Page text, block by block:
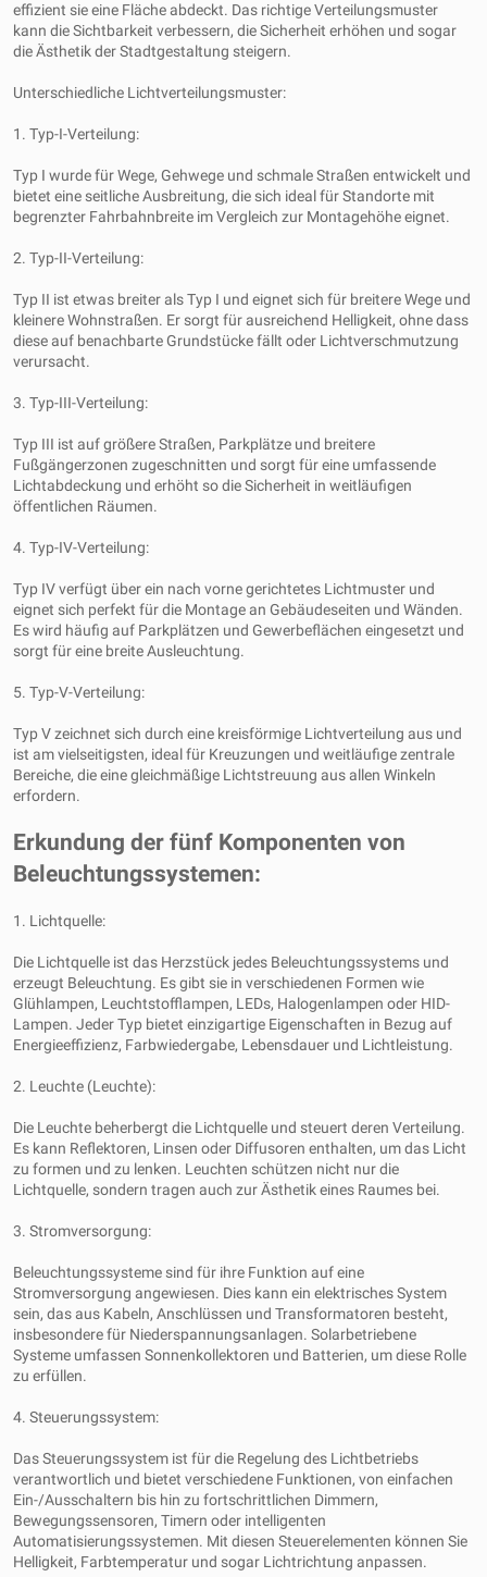
effizient sie eine Fläche abdeckt. Das richtige Verteilungsmuster
kann die Sichtbarkeit verbessern, die Sicherheit erhöhen und sogar
die Ästhetik der Stadtgestaltung steigern.
Unterschiedliche Lichtverteilungsmuster:
1. Typ-I-Verteilung:
Typ I wurde für Wege, Gehwege und schmale Straßen entwickelt und
bietet eine seitliche Ausbreitung, die sich ideal für Standorte mit
begrenzter Fahrbahnbreite im Vergleich zur Montagehöhe eignet.
2. Typ-II-Verteilung:
Typ II ist etwas breiter als Typ I und eignet sich für breitere Wege und
kleinere Wohnstraßen. Er sorgt für ausreichend Helligkeit, ohne dass
diese auf benachbarte Grundstücke fällt oder Lichtverschmutzung
verursacht.
3. Typ-III-Verteilung:
Typ III ist auf größere Straßen, Parkplätze und breitere
Fußgängerzonen zugeschnitten und sorgt für eine umfassende
Lichtabdeckung und erhöht so die Sicherheit in weitläufigen
öffentlichen Räumen.
4. Typ-IV-Verteilung:
Typ IV verfügt über ein nach vorne gerichtetes Lichtmuster und
eignet sich perfekt für die Montage an Gebäudeseiten und Wänden.
Es wird häufig auf Parkplätzen und Gewerbeflächen eingesetzt und
sorgt für eine breite Ausleuchtung.
5. Typ-V-Verteilung:
Typ V zeichnet sich durch eine kreisförmige Lichtverteilung aus und
ist am vielseitigsten, ideal für Kreuzungen und weitläufige zentrale
Bereiche, die eine gleichmäßige Lichtstreuung aus allen Winkeln
erfordern.
Erkundung der fünf Komponenten von
Beleuchtungssystemen:
1. Lichtquelle:
Die Lichtquelle ist das Herzstück jedes Beleuchtungssystems und
erzeugt Beleuchtung. Es gibt sie in verschiedenen Formen wie
Glühlampen, Leuchtstofflampen, LEDs, Halogenlampen oder HID-
Lampen. Jeder Typ bietet einzigartige Eigenschaften in Bezug auf
Energieeffizienz, Farbwiedergabe, Lebensdauer und Lichtleistung.
2. Leuchte (Leuchte):
Die Leuchte beherbergt die Lichtquelle und steuert deren Verteilung.
Es kann Reflektoren, Linsen oder Diffusoren enthalten, um das Licht
zu formen und zu lenken. Leuchten schützen nicht nur die
Lichtquelle, sondern tragen auch zur Ästhetik eines Raumes bei.
3. Stromversorgung:
Beleuchtungssysteme sind für ihre Funktion auf eine
Stromversorgung angewiesen. Dies kann ein elektrisches System
sein, das aus Kabeln, Anschlüssen und Transformatoren besteht,
insbesondere für Niederspannungsanlagen. Solarbetriebene
Systeme umfassen Sonnenkollektoren und Batterien, um diese Rolle
zu erfüllen.
4. Steuerungssystem:
Das Steuerungssystem ist für die Regelung des Lichtbetriebs
verantwortlich und bietet verschiedene Funktionen, von einfachen
Ein-/Ausschaltern bis hin zu fortschrittlichen Dimmern,
Bewegungssensoren, Timern oder intelligenten
Automatisierungssystemen. Mit diesen Steuerelementen können Sie
Helligkeit, Farbtemperatur und sogar Lichtrichtung anpassen.